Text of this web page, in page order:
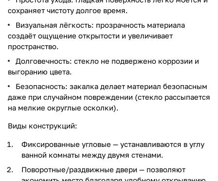
сохраняет чистоту долгое время.
Визуальная лёгкость: прозрачность материала
создаёт ощущение открытости и увеличивает
пространство.
Долговечность: стекло не подвержено коррозии и
выгоранию цвета.
Безопасность: закалка делает материал безопасным
даже при случайном повреждении (стекло рассыпается
на мелкие округлые осколки).
Виды конструкций:
Фиксированные угловые — устанавливаются в углу
ванной комнаты между двумя стенами.
Поворотные/раздвижные двери — позволяют